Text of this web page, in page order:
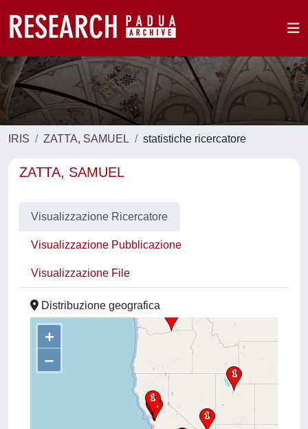
IRIS ZATTA, SAMUEL statistiche ricercatore
ZATTA, SAMUEL
Visualizzazione Ricercatore
Visualizzazione Pubblicazione
Visualizzazione File
Distribuzione geografica
+
–